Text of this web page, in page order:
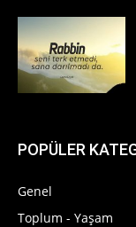
POPÜLER
Genel
Toplum - Yaşam